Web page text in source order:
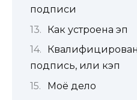
подписи
Как устроена эп
подпись, или кэп
Моё дело